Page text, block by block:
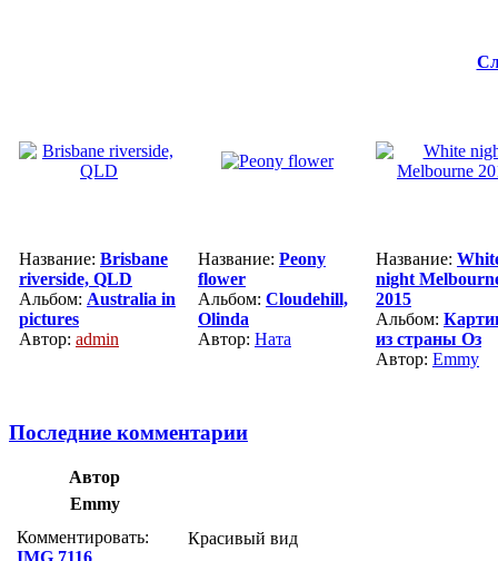
Название: Brisbane
riverside, QLD
Альбом: Australia in
pictures
Автор: admin
Название: Peony
flower
Альбом: Cloudehill,
Olinda
Автор: Ната
Название:
night
2015
Альбом:
из страны Оз
Автор: Emmy
Последние комментарии
Автор
Emmy
Комментировать:
Красивый вид